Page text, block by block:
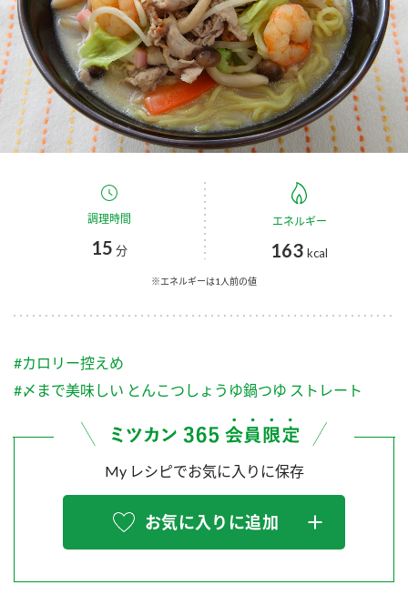
みりん風・料理酒 鍋用調味料
つゆ たれ
スープ
ブランド・スペシャルサイト トップ
商品ブランドサイト
Fibee（ファイビー）
くらしプラ酢
カンタン酢
かおりの蔵
納豆のサイト
PIN印
三ツ判山吹
スペシャルサイト
お酢を知ろう！
すしラボ
ぽん酢サワー
企業情報
国内事業概要
ミツカングループについて
企業理念
ミツカンを知る
環境への取り組み
ZENB initiative
各部門が大切にしていること
お客様相談センター
お客様の声をいかしました
販売終了製品のご案内
よくあるご質問
地図から取り扱い店舗を探す
調理時間
15 分
エネルギー
163 kcal
※エネルギーは1人前の値
#カロリー控えめ
#〆まで美味しい とんこつしょうゆ鍋つゆ ストレート
My レシピでお気に入りに保存
お気に入りに追加